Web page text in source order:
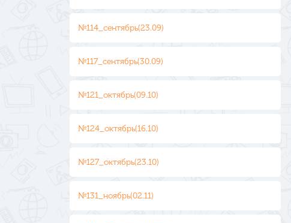
№114_сентябрь(23.09)
№117_сентябрь(30.09)
№121_октябрь(09.10)
№124_октябрь(16.10)
№127_октябрь(23.10)
№131_ноябрь(02.11)